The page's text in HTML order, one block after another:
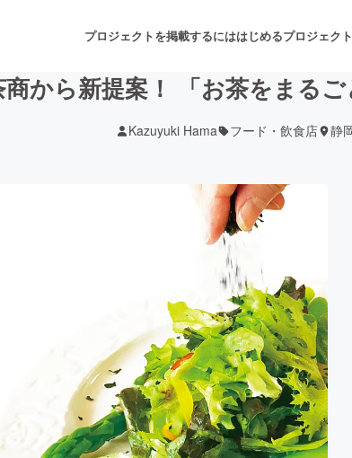
プロジェクトを掲載するにははじめるプロジェク
舞台・
アニメ・
チャレンジ ビュー
から新提案！ 「お茶をまる
Kazuyuki Hama フード・飲食店 静